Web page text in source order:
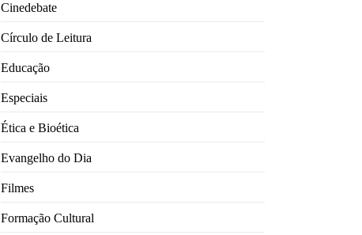
Cinedebate
Círculo de Leitura
Educação
Especiais
Ética e Bioética
Evangelho do Dia
Filmes
Formação Cultural